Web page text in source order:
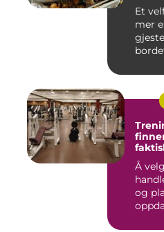
Et
mer
Å
og